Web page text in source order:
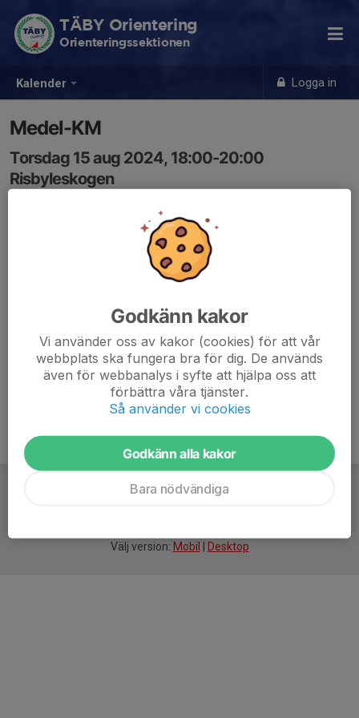
Kalender Logga in
TÄBY Orientering
Orienteringssektionen
Medel-KM
Torsdag 15 aug 2024, 18:00-20:00
Risbyleskogen
Välj version: Mobil Desktop
Godkänn kakor
Vi använder oss av kakor (cookies) för att vår
webbplats ska fungera bra för dig. De används
även för webbanalys i syfte att hjälpa oss att
förbättra våra tjänster.
Så använder vi cookies
Godkänn alla kakor
Bara nödvändiga